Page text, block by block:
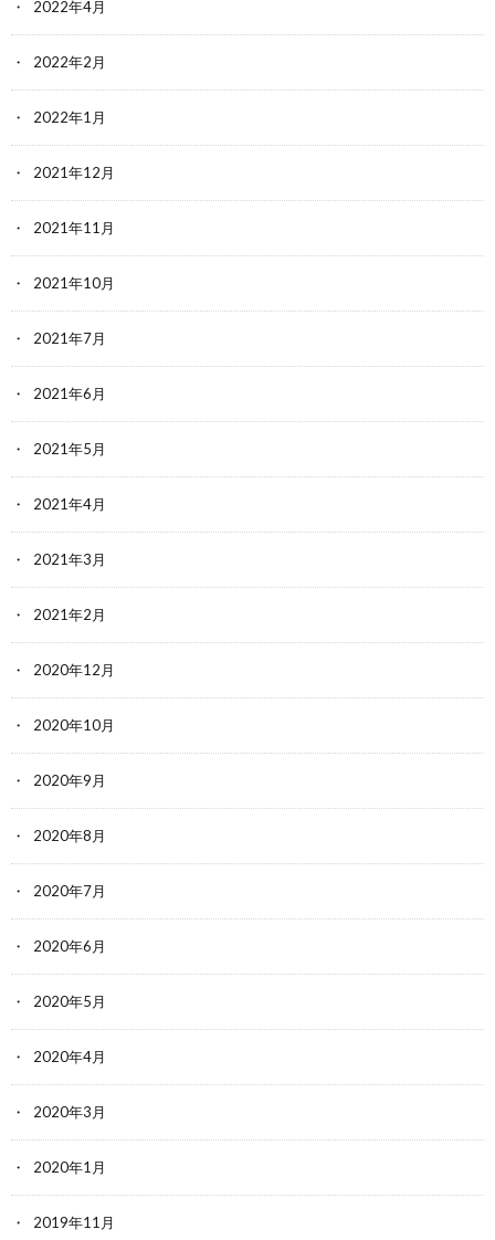
2022年4月
2022年2月
2022年1月
2021年12月
2021年11月
2021年10月
2021年7月
2021年6月
2021年5月
2021年4月
2021年3月
2021年2月
2020年12月
2020年10月
2020年9月
2020年8月
2020年7月
2020年6月
2020年5月
2020年4月
2020年3月
2020年1月
2019年11月